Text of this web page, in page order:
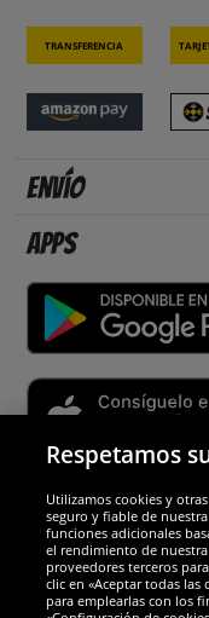
Transferencia
Envío
Apps
Socios y
Respetamos
Utilizamos cookies y
seguro y fiable de
funciones adicionales
el rendimiento de
proveedores terceros
clic en «Aceptar todas las
para emplearlas con los